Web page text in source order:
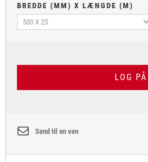
BREDDE (MM) X LÆNGDE (M)
LOG PÅ
Send til en ven